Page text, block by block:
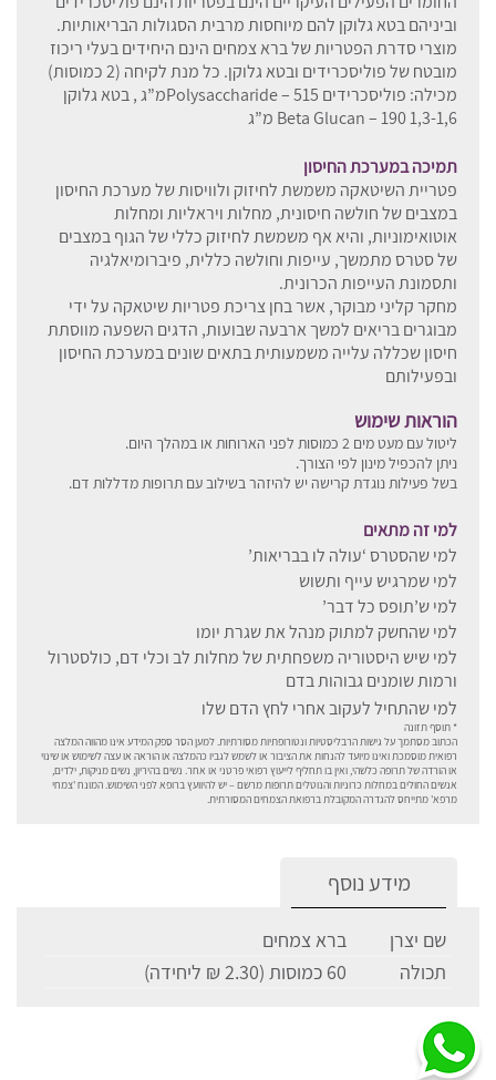
וביניהם בטא גלוקן להם מיוחסות מרבית הסגולות הבריאותיות.
מוצרי סדרת הפטריות של ברא צמחים הינם היחידים בעלי ריכוז
מובטח של פוליסכרידים ובטא גלוקן. כל מנת לקיחה (2 כמוסות)
מכילה: פוליסכרידים Polysaccharide – 515מ”ג , בטא גלוקן
1,3-1,6 Beta Glucan – 190 מ”ג
תמיכה במערכת החיסון
פטריית השיטאקה משמשת לחיזוק ולוויסות של מערכת החיסון
במצבים של חולשה חיסונית, מחלות ויראליות ומחלות
אוטואימוניות, והיא אף משמשת לחיזוק כללי של הגוף במצבים
של סטרס מתמשך, עייפות וחולשה כללית, פיברומיאלגיה
ותסמונת העייפות הכרונית.
מחקר קליני מבוקר, אשר בחן צריכת פטריות שיטאקה על ידי
מבוגרים בריאים למשך ארבעה שבועות, הדגים השפעה מווסתת
חיסון שכללה עלייה משמעותית בתאים שונים במערכת החיסון
ובפעילותם
הוראות שימוש
ליטול עם מעט מים 2 כמוסות לפני הארוחות או במהלך היום.
ניתן להכפיל מינון לפי הצורך.
בשל פעילות נוגדת קרישה יש להיזהר בשילוב עם תרופות מדללות דם.
למי זה מתאים
למי שהסטרס ‘עולה לו בבריאות’
למי שמרגיש עייף ותשוש
למי ש’תופס כל דבר’
למי שהחשק למתוק מנהל את שגרת יומו
למי שיש היסטוריה משפחתית של מחלות לב וכלי דם, כולסטרול
ורמות שומנים גבוהות בדם
למי שהתחיל לעקוב אחרי לחץ הדם שלו
* תוסף תזונה
הכתוב מסתמך על גישות הרבליסטיות ונטורופתיות מסורתיות. למען הסר ספק המידע אינו מהווה המלצה
רפואית מוסמכת ואינו מיועד להנחות את הציבור או לשמש לגביו כהמלצה או הוראה או עצה לשימוש או שינוי
או הורדה של תרופה כלשהי, ואין בו תחליף לייעוץ רפואי פרטני או אחר. נשים בהיריון, נשים מניקות, ילדים,
אנשים החולים במחלות כרוניות והנוטלים תרופות מרשם – יש להיוועץ ברופא לפני השימוש. המונח 'צמחי
מרפא' מתייחס להגדרה המקובלת ברפואת הצמחים המסורתית.
מידע נוסף
שם יצרן
ברא צמחים
תכולה
60 כמוסות (2.30 ₪ ליחידה)